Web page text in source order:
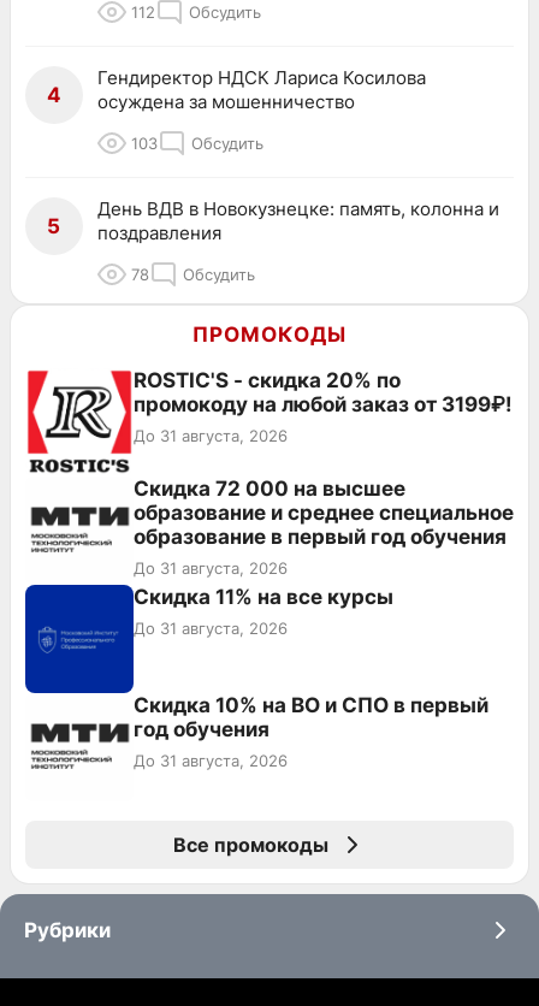
112 Обсудить
4
Гендиректор НДСК Лариса Косилова
осуждена за мошенничество
103 Обсудить
5
День ВДВ в Новокузнецке: память, колонна и
поздравления
78 Обсудить
ПРОМОКОДЫ
ROSTIC'S - скидка 20% по
промокоду на любой заказ от 3199₽!
До 31 августа, 2026
Скидка 72 000 на высшее
образование и среднее специальное
образование в первый год обучения
До 31 августа, 2026
Скидка 11% на все курсы
До 31 августа, 2026
Скидка 10% на ВО и СПО в первый
год обучения
До 31 августа, 2026
Все промокоды
Рубрики